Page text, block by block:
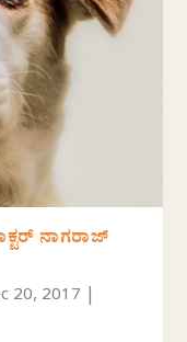
ನಾಗರಾಜ್
20, 2017